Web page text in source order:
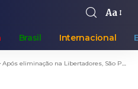
Aa
Brasil Internacional
Após eliminação na Libertadores, São Paulo tenta redenção contra Ceará